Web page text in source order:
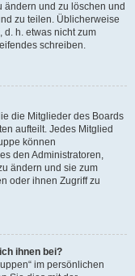
ändern und zu löschen und
zu teilen. Üblicherweise
d. h. etwas nicht zum
schreiben.
die Mitglieder des Boards
aufteilt. Jedes Mitglied
können
den Administratoren,
ändern und sie zum
oder ihnen Zugriff zu
ihnen bei?
im persönlichen